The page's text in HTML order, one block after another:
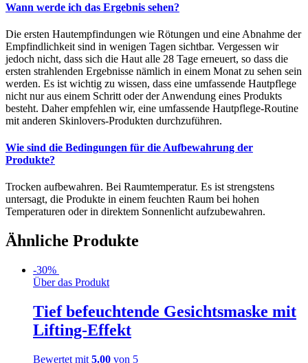
Wann werde ich das Ergebnis sehen?
Die ersten Hautempfindungen wie Rötungen und eine Abnahme der
Empfindlichkeit sind in wenigen Tagen sichtbar. Vergessen wir
jedoch nicht, dass sich die Haut alle 28 Tage erneuert, so dass die
ersten strahlenden Ergebnisse nämlich in einem Monat zu sehen sein
werden. Es ist wichtig zu wissen, dass eine umfassende Hautpflege
nicht nur aus einem Schritt oder der Anwendung eines Produkts
besteht. Daher empfehlen wir, eine umfassende Hautpflege-Routine
mit anderen Skinlovers-Produkten durchzuführen.
Wie sind die Bedingungen für die Aufbewahrung der
Produkte?
Trocken aufbewahren. Bei Raumtemperatur. Es ist strengstens
untersagt, die Produkte in einem feuchten Raum bei hohen
Temperaturen oder in direktem Sonnenlicht aufzubewahren.
Ähnliche Produkte
-30%
Über das Produkt
Tief befeuchtende Gesichtsmaske mit
Lifting-Effekt
Bewertet mit 5.00 von 5